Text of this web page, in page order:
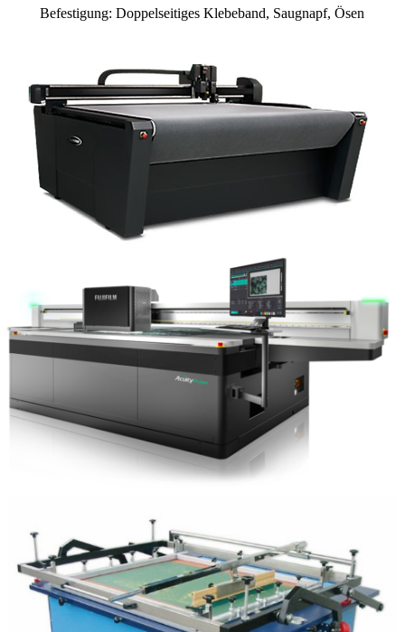
Befestigung: Doppelseitiges Klebeband, Saugnapf, Ösen